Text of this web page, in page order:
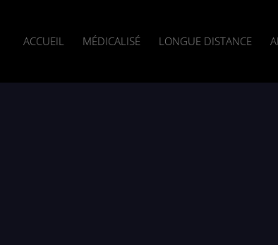
ACCUEIL MÉDICALISÉ LONGUE DISTANCE